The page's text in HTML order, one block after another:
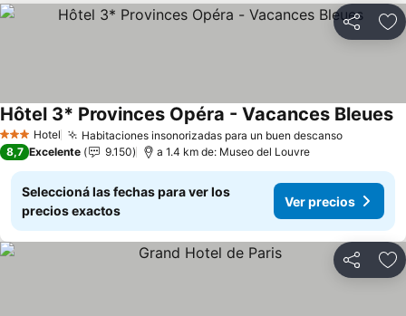
Compartir
3 Estrellas
Hotel Habitaciones insonorizadas para un buen descanso
Hôtel 3* Provinces Opéra - Vacances Bleues
8,7 Excelente 9.150 a 1.4 km de: Museo del Louvre
Seleccioná las fechas para ver los
precios exactos
Ver precios
Compartir